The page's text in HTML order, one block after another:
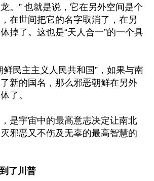
。” 也就是说，它在另外空间是个
在世间把它的名字取消了，在另
掉了。这也是“天人合一”的一个具
鲜民主主义人民共和国”，如果与南
新的国名，那么邪恶朝鲜在另外
了。
是宇宙中的最高意志决定让南北
邪恶又不伤及无辜的最高智慧的
了川普